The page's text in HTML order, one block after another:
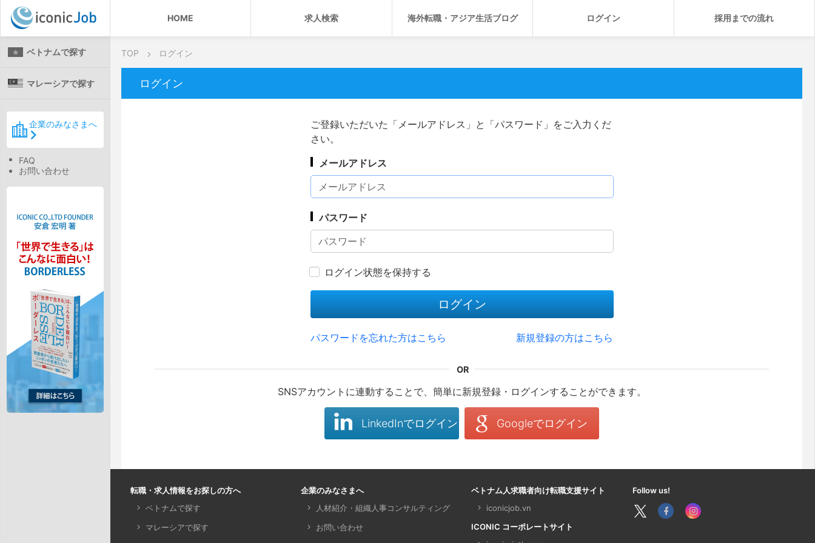
HOME 求人検索 海外転職・アジア生活ブログ ログイン 採用までの流れ
ベトナムで探す
マレーシアで探す
企業のみなさまへ
FAQ
お問い合わせ
TOP ログイン
ログイン
ご登録いただいた「メールアドレス」と「パスワード」をご入力くだ
さい。
メールアドレス
パスワード
ログイン状態を保持する
ログイン
パスワードを忘れた方はこちら 新規登録の方はこちら
SNSアカウントに連動することで、簡単に新規登録・ログインすることができます。
LinkedInでログイン Googleでログイン
転職・求人情報をお探しの方へ
ベトナムで探す
マレーシアで探す
企業のみなさまへ
人材紹介・組織人事コンサルティング
お問い合わせ
ベトナム人求職者向け転職支援サイト
iconicjob.vn
ICONIC コーポレートサイト
Follow us!